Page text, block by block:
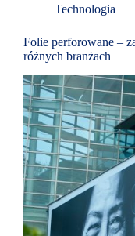
Technologia
Folie perforowane –
różnych branżach